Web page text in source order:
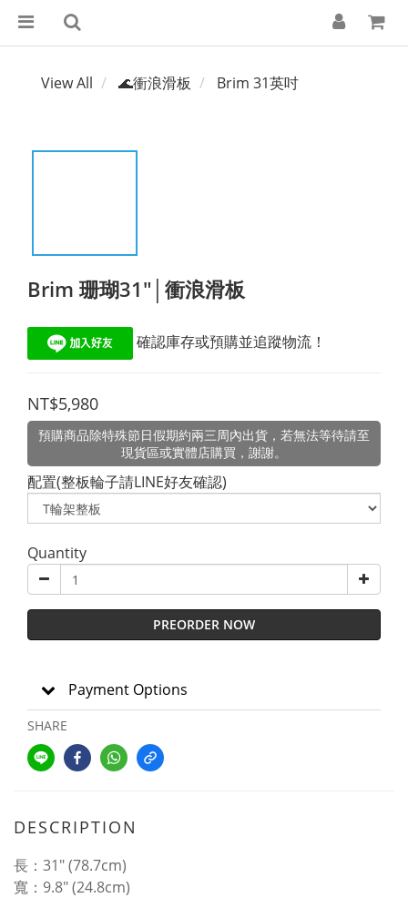
View All 🌊衝浪滑板 Brim 31英吋
Brim 珊瑚31"│衝浪滑板
確認庫存或預購並追蹤物流！
NT$5,980
預購商品除特殊節日假期約兩三周內出貨，若無法等待請至
現貨區或實體店購買，謝謝。
配置(整板輪子請LINE好友確認)
Quantity
PREORDER NOW
Payment Options
SHARE
DESCRIPTION
長：31" (78.7cm)
寬：9.8" (24.8cm)